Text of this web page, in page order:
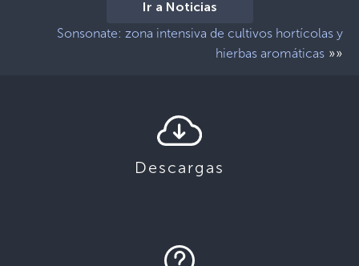
Ir a Noticias
Sonsonate: zona intensiva de cultivos hortícolas y
hierbas aromáticas »»
Descargas